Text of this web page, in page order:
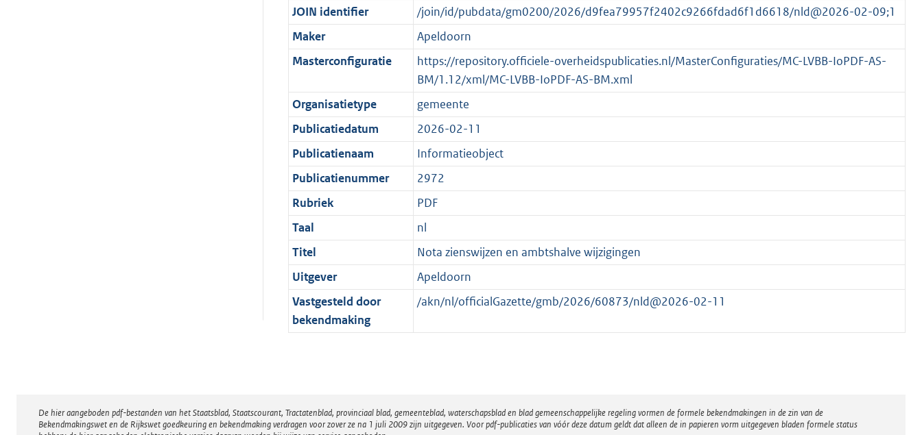
t
i
e
i
f
o
r
m
a
a
t
:
o
b
k
e
n
d
r
o
o
t
t
e
:
1
K
b
JOIN identifier
/join/id/pubdata/gm0200/2026/d9fea79957f2402c9266fdad6f1d6618/nld@2026-02-09;1
Maker
Apeldoorn
Masterconfiguratie
https://repository.officiele-overheidspublicaties.nl/MasterConfiguraties/MC-LVBB-IoPDF-AS-
BM/1.12/xml/MC-LVBB-IoPDF-AS-BM.xml
Organisatietype
gemeente
Publicatiedatum
2026-02-11
Publicatienaam
Informatieobject
Publicatienummer
2972
Rubriek
PDF
Taal
nl
Titel
Nota zienswijzen en ambtshalve wijzigingen
Uitgever
Apeldoorn
Vastgesteld door
bekendmaking
/akn/nl/officialGazette/gmb/2026/60873/nld@2026-02-11
Disclaimer
De hier aangeboden pdf-bestanden van het Staatsblad, Staatscourant, Tractatenblad, provinciaal blad, gemeenteblad, waterschapsblad en blad gemeenschappelijke regeling vormen de formele bekendmakingen in de zin van de
Bekendmakingswet en de Rijkswet goedkeuring en bekendmaking verdragen voor zover ze na 1 juli 2009 zijn uitgegeven. Voor pdf-publicaties van vóór deze datum geldt dat alleen de in papieren vorm uitgegeven bladen formele status